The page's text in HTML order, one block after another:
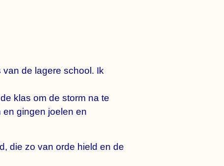
de lagere school. Ik
klas om de storm na te
gingen joelen en
die zo van orde hield en de